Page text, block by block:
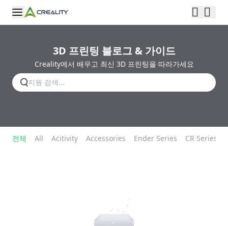
3D 프린팅 블로그 & 가이드
Creality에서 배우고 최신 3D 프린팅을 따라가세요
전체 All Acitivity Accessories Ender Series CR Series